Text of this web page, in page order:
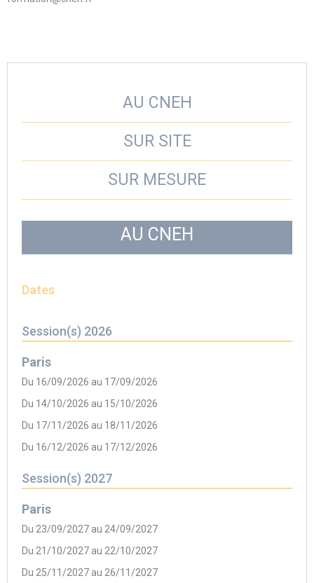
AU CNEH
SUR SITE
SUR MESURE
AU CNEH
Dates
Session(s) 2026
Paris
Du 16/09/2026 au 17/09/2026
Du 14/10/2026 au 15/10/2026
Du 17/11/2026 au 18/11/2026
Du 16/12/2026 au 17/12/2026
Session(s) 2027
Paris
Du 23/09/2027 au 24/09/2027
Du 21/10/2027 au 22/10/2027
Du 25/11/2027 au 26/11/2027